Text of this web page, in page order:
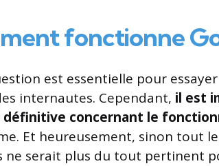
fonctionne
est essentielle pour
internautes. Cependant, il est
définitive concernant le
Et heureusement, sinon tout
ne serait plus du tout pertinent